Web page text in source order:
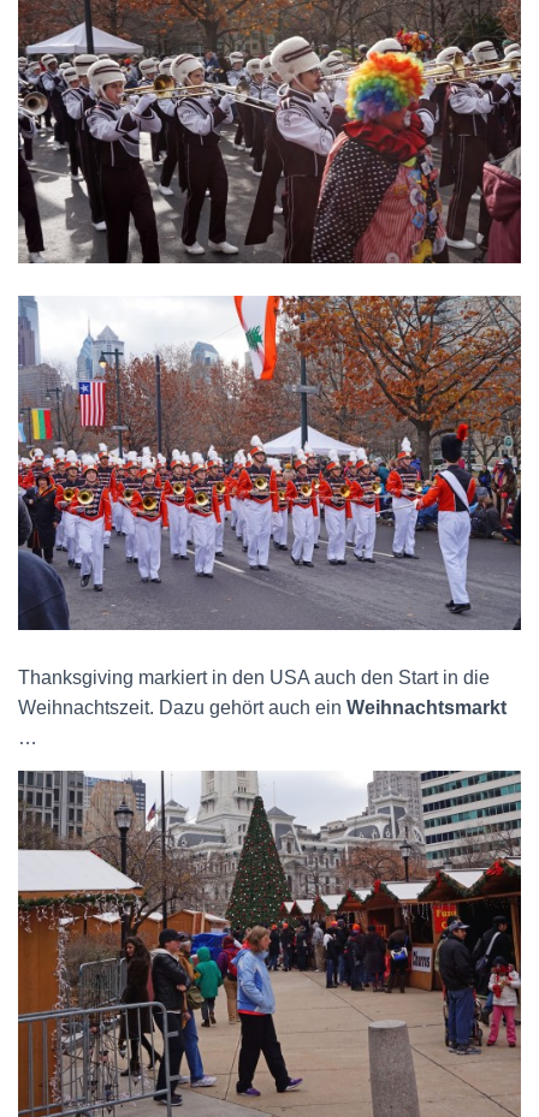
Thanksgiving markiert in den USA auch den Start in die
Weihnachtszeit. Dazu gehört auch ein Weihnachtsmarkt
…